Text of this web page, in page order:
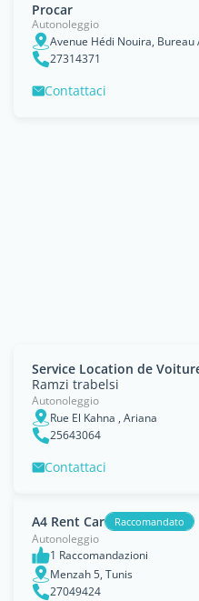
Procar
Autonoleggio
27314371
Contattaci
Service Location de
Ramzi trabelsi
Autonoleggio
Rue El Kahna , Ariana
25643064
Contattaci
A4 Rent Car Raccomandato
Autonoleggio
1 Raccomandazioni
Menzah 5, Tunis
27049424